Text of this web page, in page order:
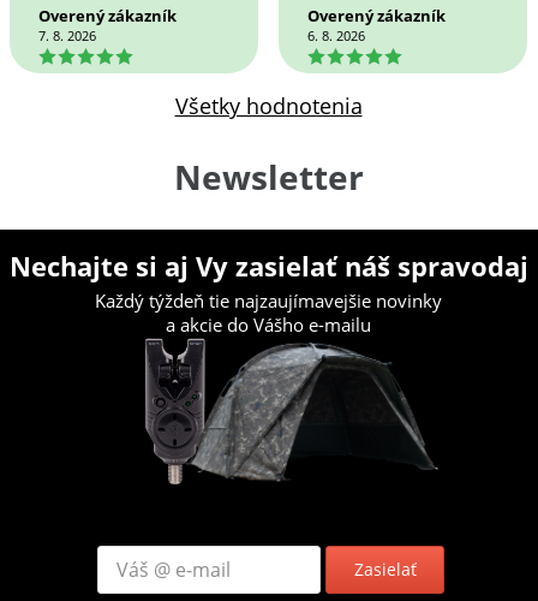
Overený zákazník
7. 8. 2026
5
Overený zákazník
6. 8. 2026
5
Všetky hodnotenia
Newsletter
Nechajte si aj Vy zasielať náš spravodaj
Každý týždeň tie najzaujímavejšie novinky
a akcie do Vášho e-mailu
Zasielať